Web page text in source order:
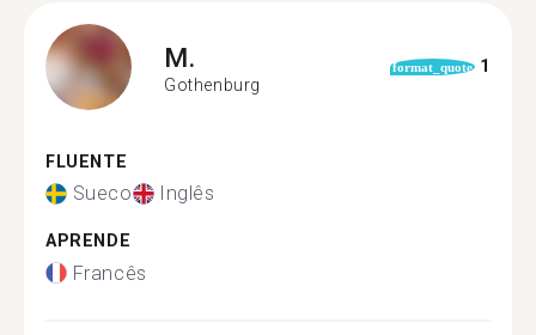
M.
Gothenburg
format_quote 1
FLUENTE
Sueco Inglês
APRENDE
Francês